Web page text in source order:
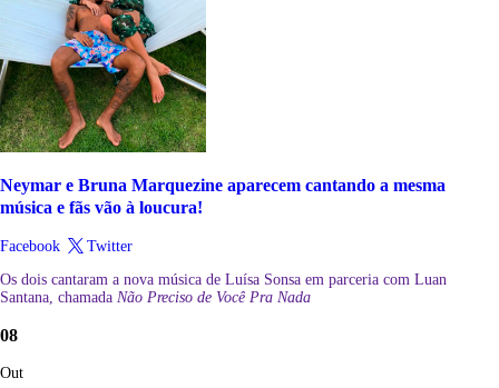
Neymar e Bruna Marquezine aparecem cantando a mesma
música e fãs vão à loucura!
Facebook
Twitter
Os dois cantaram a nova música de Luísa Sonsa em parceria com Luan
Santana, chamada Não Preciso de Você Pra Nada
08
Out